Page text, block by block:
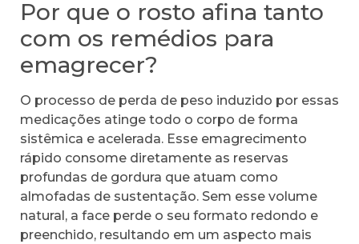
Por que o rosto afina tanto
com os remédios para
emagrecer?
O processo de perda de peso induzido por essas
medicações atinge todo o corpo de forma
sistêmica e acelerada. Esse emagrecimento
rápido consome diretamente as reservas
profundas de gordura que atuam como
almofadas de sustentação. Sem esse volume
natural, a face perde o seu formato redondo e
preenchido, resultando em um aspecto mais